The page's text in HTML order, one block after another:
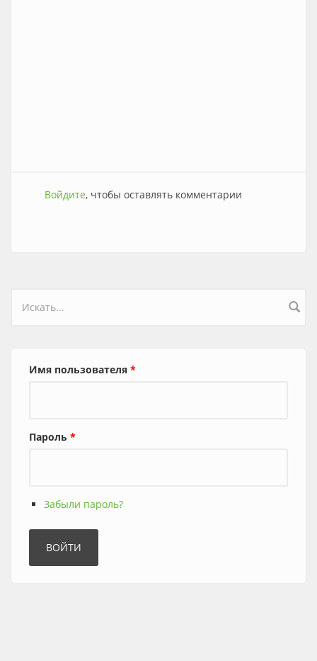
Войдите, чтобы оставлять комментарии
Форма поиска
Имя пользователя *
Пароль *
Забыли пароль?